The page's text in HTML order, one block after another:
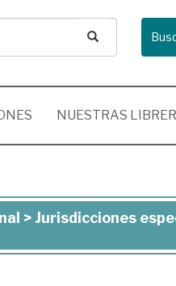
NUESTRAS
> Jurisdicciones